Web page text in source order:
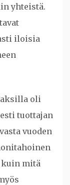
yhteistä.
iloisia
oli
tuottajan
vuoden
kuin mitä